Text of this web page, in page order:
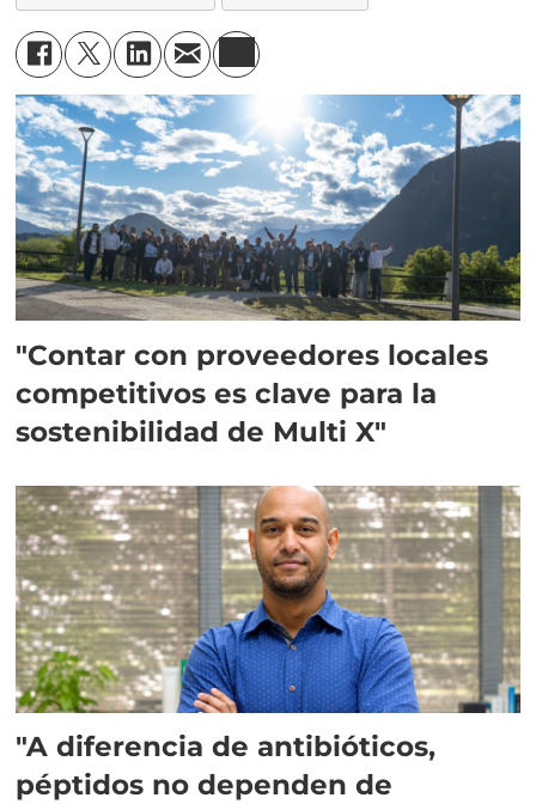
"Contar con proveedores locales
competitivos es clave para la
sostenibilidad de Multi X"
"A diferencia de antibióticos,
péptidos no dependen de